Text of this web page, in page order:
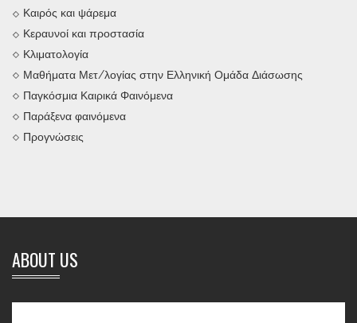
Καιρός και ψάρεμα
Κεραυνοί και προστασία
Κλιματολογία
Μαθήματα Μετ/λογίας στην Ελληνική Ομάδα Διάσωσης
Παγκόσμια Καιρικά Φαινόμενα
Παράξενα φαινόμενα
Προγνώσεις
ABOUT US